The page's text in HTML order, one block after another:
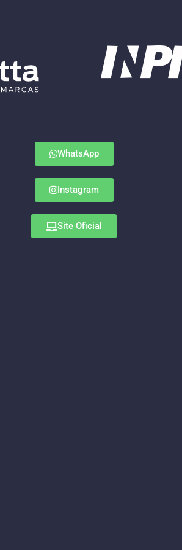
WhatsApp
Instagram
Site Oficial